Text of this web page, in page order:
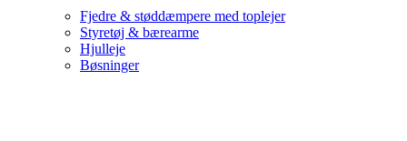
Fjedre & støddæmpere med toplejer
Styretøj & bærearme
Hjulleje
Bøsninger